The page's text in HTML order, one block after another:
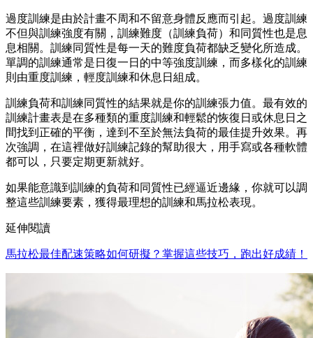
過度訓練是由於計畫不周和不留意身體反應而引起。過度訓練
不但與訓練強度有關，訓練難度（訓練負荷）和同質性也是息
息相關。訓練同質性是每一天的難度負荷都缺乏變化所造成。
單調的訓練通常是日復一日的中等強度訓練，而多樣化的訓練
則由重度訓練，輕度訓練和休息日組成。
訓練負荷和訓練同質性的結果就是你的訓練張力值。最有效的
訓練計畫表是在多種類的重度訓練和輕鬆的恢復日或休息日之
間找到正確的平衡，達到不至於無法負荷的最佳提升效果。再
次強調，在這裡做好訓練記錄的幫助很大，用手寫或各種軟體
都可以，只要定期更新就好。
如果能意識到訓練的負荷和同質性已經逼近邊緣，你就可以調
整這些訓練要素，獲得最理想的訓練和馬拉松表現。
延伸閱讀
馬拉松最佳配速策略如何研擬？掌握這些技巧，跑出好成績！